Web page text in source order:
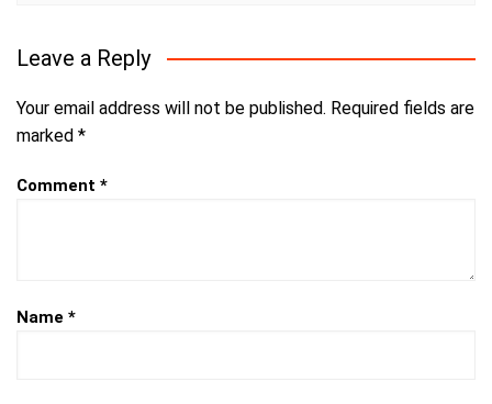
Leave a Reply
Your email address will not be published. Required fields are
marked *
Comment *
Name *